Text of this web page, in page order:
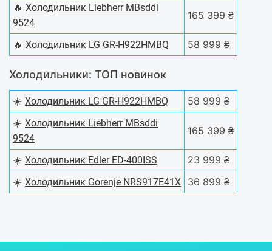
🔥 Холодильник Liebherr MBsddi
9524
165 399 ₴
🔥 Холодильник LG GR-H922HMBQ 58 999 ₴
Холодильники: ТОП новинок
☀️ Холодильник LG GR-H922HMBQ
58 999 ₴
☀️ Холодильник Liebherr MBsddi
9524
165 399 ₴
☀️ Холодильник Edler ED-400ISS
23 999 ₴
☀️ Холодильник Gorenje NRS917E41X 36 899 ₴